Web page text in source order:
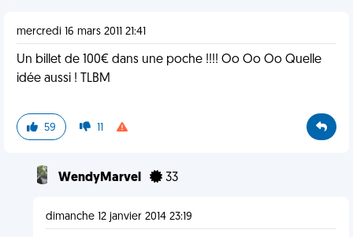
mercredi 16 mars 2011 21:41
Un billet de 100€ dans une poche !!!! Oo Oo Oo Quelle
idée aussi ! TLBM
59 11
WendyMarvel 33
dimanche 12 janvier 2014 23:19